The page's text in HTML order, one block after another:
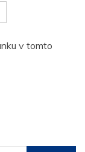
v tomto